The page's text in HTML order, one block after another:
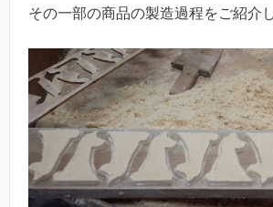
その一部の商品の製造過程をご紹介